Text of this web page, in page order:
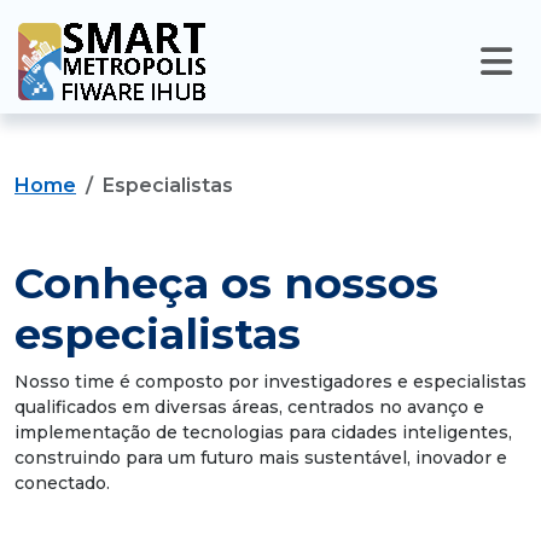
Home Especialistas
Conheça os nossos
especialistas
Nosso time é composto por investigadores e especialistas
qualificados em diversas áreas, centrados no avanço e
implementação de tecnologias para cidades inteligentes,
construindo para um futuro mais sustentável, inovador e
conectado.